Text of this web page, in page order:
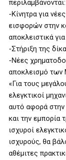
περιλαμβάνονται:
-Κίνητρα για
εισφορών στην
αποκλειστικά
-Στήριξη της
-Νέες
αποκλεισμό των
«Για τους
ελεγκτικοί
αυτό αφορά στην
και την εμπορία
ισχυροί
ισχυρούς, θα
αθέμιτες